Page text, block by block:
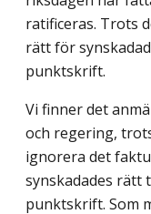
ratificeras. Trots
rätt för
punktskrift.
Vi finner det
och regering,
ignorera det
synskadades rätt
punktskrift. Som